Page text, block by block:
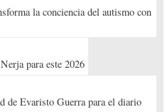
la conciencia del autismo con
para este 2026
de Evaristo Guerra para el diario